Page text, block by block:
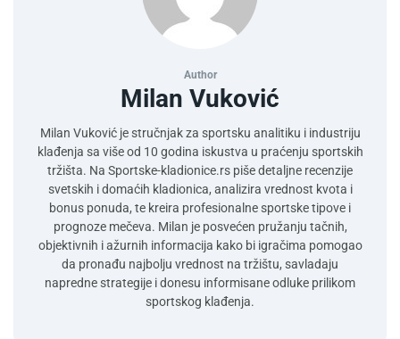
Author
Milan Vuković
Milan Vuković je stručnjak za sportsku analitiku i industriju
klađenja sa više od 10 godina iskustva u praćenju sportskih
tržišta. Na Sportske-kladionice.rs piše detaljne recenzije
svetskih i domaćih kladionica, analizira vrednost kvota i
bonus ponuda, te kreira profesionalne sportske tipove i
prognoze mečeva. Milan je posvećen pružanju tačnih,
objektivnih i ažurnih informacija kako bi igračima pomogao
da pronađu najbolju vrednost na tržištu, savladaju
napredne strategije i donesu informisane odluke prilikom
sportskog klađenja.